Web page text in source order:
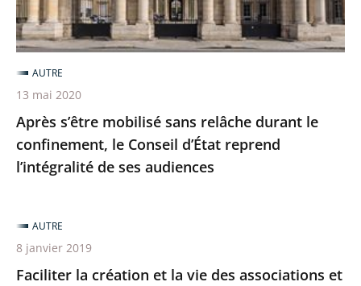
confinement,
le
Conseil
d’État
reprend
l’intégralité
de
ses
Après s’être mobilisé sans relâche durant le
confinement, le Conseil d’État reprend
l’intégralité de ses audiences
AUTRE
13 mai 2020
Faciliter la création et la vie des associations et
AUTRE
8 janvier 2019